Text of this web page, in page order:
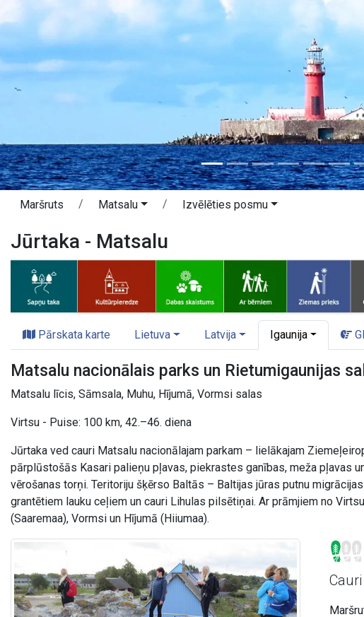
Maršruts Matsalu Izvēlēties posmu
Jūrtaka - Matsalu
Pārskata karte Lietuva Latvija Igaunija
Matsalu nacionālais parks un Rietumigaunijas
Matsalu līcis, Sāmsala, Muhu, Hījumā, Vormsi salas
Virtsu - Puise: 100 km, 42.–46. diena
Jūrtaka ved cauri Matsalu nacionālajam parkam – lielākajam
pārplūstošās Kasari palieņu pļavas, piekrastes ganības, meža pļavas
vērošanas torņi. Teritoriju šķērso Baltās – Baltijas jūras putnu
grantētiem lauku ceļiem un cauri Lihulas pilsētiņai. Ar prāmjiem no
(Saaremaa), Vormsi un Hījumā (Hiiumaa).